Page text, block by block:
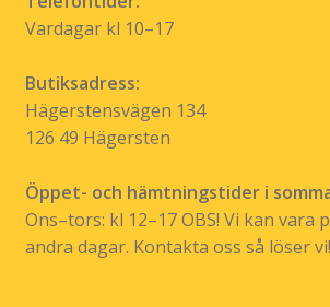
Vardagar kl 10–17
Butiksadress:
Hägerstensvägen 134
126 49 Hägersten
Öppet- och hämtningstider i
Ons–tors: kl 12–17 OBS! Vi kan vara
andra dagar. Kontakta oss så löser vi!